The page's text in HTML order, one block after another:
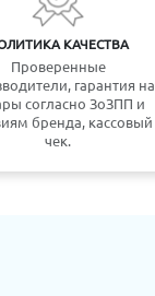
КАЧЕСТВА
Проверенные
гарантия на
согласно ЗоЗПП и
бренда, кассовый
чек.